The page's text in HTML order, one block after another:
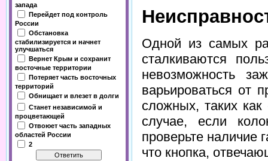
запада
Перейдет под контроль
России
Обстановка
стабилизируется и начнет
улучшаться
Вернет Крым и сохранит
восточные территории
Потеряет часть восточных
территорий
Обнищает и влезет в долги
Станет независимой и
процветающей
Отвоюет часть западных
областей России
2
Одной из самых
сталкиваются
невозможность
варьироваться от
сложных, таких
случае, если
проверьте наличие
что кнопка,